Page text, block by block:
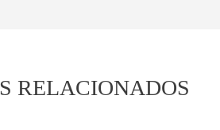
RELACIONADOS